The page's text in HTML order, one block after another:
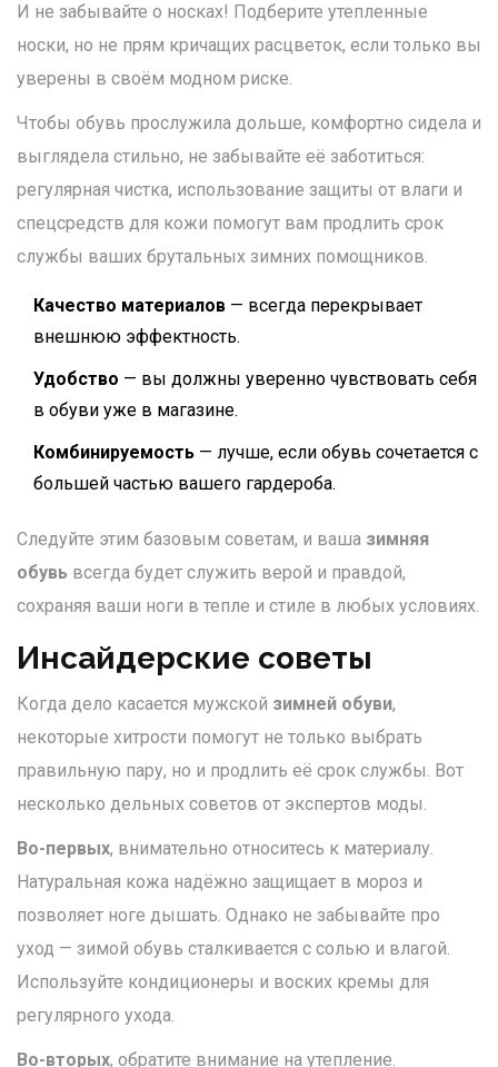
И не забывайте о носках! Подберите утепленные
носки, но не прям кричащих расцветок, если только вы
уверены в своём модном риске.
Чтобы обувь прослужила дольше, комфортно сидела и
выглядела стильно, не забывайте её заботиться:
регулярная чистка, использование защиты от влаги и
спецсредств для кожи помогут вам продлить срок
службы ваших брутальных зимних помощников.
Качество материалов — всегда перекрывает
внешнюю эффектность.
Удобство — вы должны уверенно чувствовать себя
в обуви уже в магазине.
Комбинируемость — лучше, если обувь сочетается с
большей частью вашего гардероба.
Следуйте этим базовым советам, и ваша зимняя
обувь всегда будет служить верой и правдой,
сохраняя ваши ноги в тепле и стиле в любых условиях.
Инсайдерские советы
Когда дело касается мужской зимней обуви,
некоторые хитрости помогут не только выбрать
правильную пару, но и продлить её срок службы. Вот
несколько дельных советов от экспертов моды.
Во-первых, внимательно относитесь к материалу.
Натуральная кожа надёжно защищает в мороз и
позволяет ноге дышать. Однако не забывайте про
уход — зимой обувь сталкивается с солью и влагой.
Используйте кондиционеры и воских кремы для
регулярного ухода.
Во-вторых, обратите внимание на утепление.